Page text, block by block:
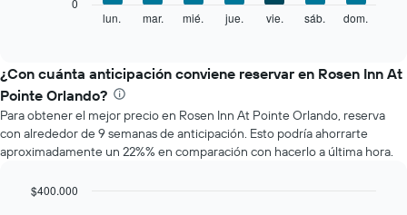
El
gráfico
muestra
1
eje
indica
el
precio
promedio
de
una
habitación
cada
lun. mar. mié. jue. vie. sáb. dom.
0
¿Con cuánta anticipación conviene reservar en Rosen Inn At
Pointe Orlando?
Para obtener el mejor precio en Rosen Inn At Pointe Orlando, reserva
con alrededor de 9 semanas de anticipación. Esto podría ahorrarte
aproximadamente un 22%% en comparación con hacerlo a última hora.
$400.000